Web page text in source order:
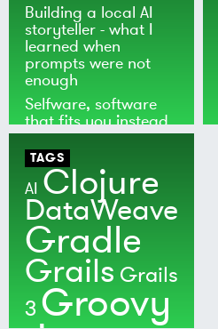
Building a local AI
storyteller - what I
learned when
prompts were not
enough
Selfware, software
that fits you instead
of the world
TAGS
AI Clojure
DataWeave
Gradle
Grails Grails
3 Groovy